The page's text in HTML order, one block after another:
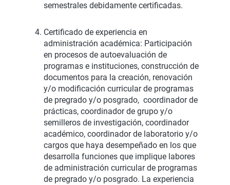
semestrales debidamente certificadas.
Certificado de experiencia en
administración académica: Participación
en procesos de autoevaluación de
programas e instituciones, construcción de
documentos para la creación, renovación
y/o modificación curricular de programas
de pregrado y/o posgrado, coordinador de
prácticas, coordinador de grupo y/o
semilleros de investigación, coordinador
académico, coordinador de laboratorio y/o
cargos que haya desempeñado en los que
desarrolla funciones que implique labores
de administración curricular de programas
de pregrado y/o posgrado. La experiencia